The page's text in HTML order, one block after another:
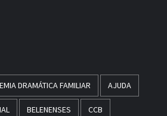
DRAMÁTICA FAMILIAR AJUDA
BELENENSES CCB